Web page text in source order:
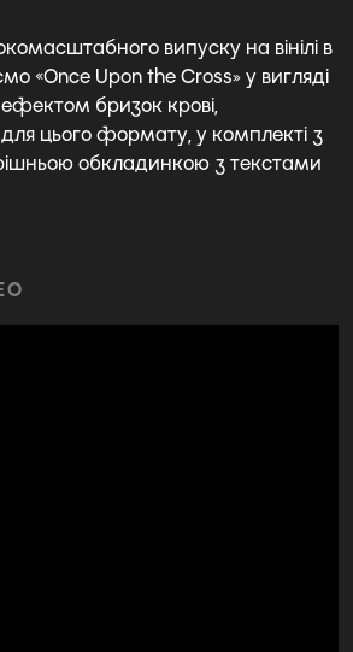
випуску на вінілі в
«Once Upon the Cross» у вигляді
ефектом бризок крові,
цього формату, у комплекті з
обкладинкою з текстами